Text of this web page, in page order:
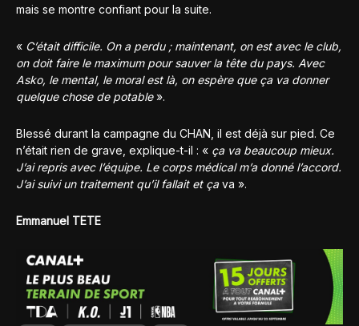
mais se montre confiant pour la suite.
« C’était difficile. On a perdu ; maintenant, on est avec le club,
on doit faire le maximum pour sauver la tête du pays. Avec
Asko, le mental, le moral est là, on espère que ça va donner
quelque chose de potable».
Blessé durant la campagne du CHAN, il est déjà sur pied. Ce
n’était rien de grave, explique-t-il : « ça va beaucoup mieux.
J’ai repris avec l’équipe. Le corps médical m’a donné l’accord.
J’ai suivi un traitement qu’il fallait et çava ».
Emmanuel TETE